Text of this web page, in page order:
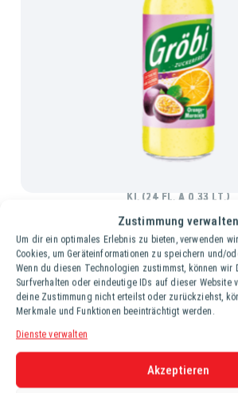
Zustimmung verwalten
Um dir ein optimales Erlebnis zu bieten, verwenden
Cookies, um Geräteinformationen zu speichern und/
Wenn du diesen Technologien zustimmst, können wir
Surfverhalten oder eindeutige IDs auf dieser Website
deine Zustimmung nicht erteilst oder zurückziehst,
Merkmale und Funktionen beeinträchtigt werden.
Dienste verwalten
Akzeptieren
Ki. (24 Fl. à 0,33 lt.)